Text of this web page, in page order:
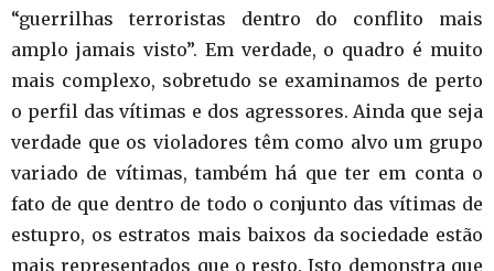
“guerrilhas terroristas dentro do conflito mais
amplo jamais visto”. Em verdade, o quadro é muito
mais complexo, sobretudo se examinamos de perto
o perfil das vítimas e dos agressores. Ainda que seja
verdade que os violadores têm como alvo um grupo
variado de vítimas, também há que ter em conta o
fato de que dentro de todo o conjunto das vítimas de
estupro, os estratos mais baixos da sociedade estão
mais representados que o resto. Isto demonstra que